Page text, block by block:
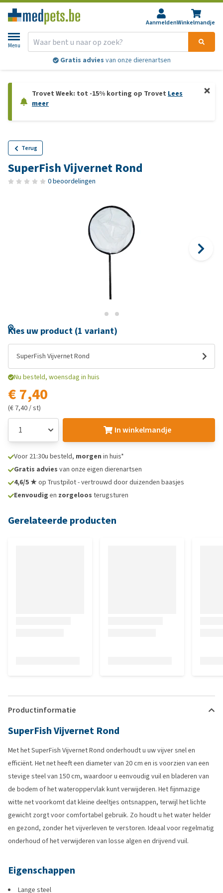
AanmeldenWinkelmandje
Menu
Gratis advies van onze dierenartsen
Trovet Week: tot -15% korting op Trovet Lees
meer
Terug
SuperFish Vijvernet Rond
0 beoordelingen
Kies uw product (1 variant)
SuperFish Vijvernet Rond
Nu besteld, woensdag in huis
€ 7,40
(€ 7,40 / st)
In winkelmandje
Voor 21:30u besteld, morgen in huis*
Gratis advies van onze eigen dierenartsen
4,6/5 ★op Trustpilot - vertrouwd door duizenden baasjes
Eenvoudig en zorgeloos terugsturen
Gerelateerde producten
Productinformatie
SuperFish Vijvernet Rond
Met het SuperFish Vijvernet Rond onderhoudt u uw vijver snel en
efficiënt. Het net heeft een diameter van 20 cm en is voorzien van een
stevige steel van 150 cm, waardoor u eenvoudig vuil en bladeren van
de bodem of het wateroppervlak kunt verwijderen. Het fijnmazige
witte net voorkomt dat kleine deeltjes ontsnappen, terwijl het lichte
gewicht zorgt voor comfortabel gebruik. Zo houdt u het water helder
en gezond, zonder het vijverleven te verstoren. Ideaal voor regelmatig
onderhoud of het verwijderen van losse algen en drijvend vuil.
Eigenschappen
Lange steel